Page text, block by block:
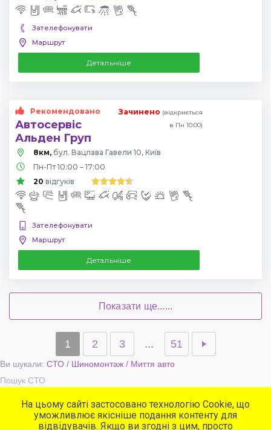
Зателефонувати
Маршрут
Детальніше
Рекомендовано
Автосервіс
Альден Груп
Зачинено (відкриється
в Пн 10:00)
8км, бул. Вацлава Гавели 10, Київ
Пн-Пт 10:00 – 17:00
20 відгуків
Зателефонувати
Маршрут
Детальніше
Показати ще......
1 2 3 ... 51
Ви шукали: СТО / Шиномонтаж / Миття авто
Пошук СТО
Популярні сервіси
СТО
На цьому сайті застосовано технологію Cookie, що
уможливлює якісніше подання контенту для
відвідувачів. Якщо ви згодні з цим, просто